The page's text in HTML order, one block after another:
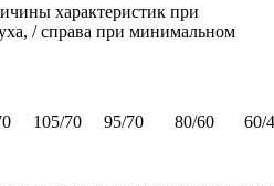
характеристик при
/ справа при минимальном
105/70 95/70 80/60 60/